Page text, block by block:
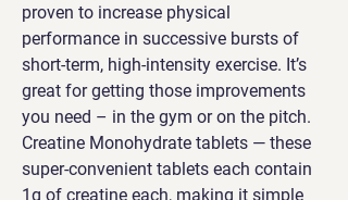
proven to increase physical
performance in successive bursts of
short-term, high-intensity exercise. It’s
great for getting those improvements
you need – in the gym or on the pitch.
Creatine Monohydrate tablets — these
super-convenient tablets each contain
1g of creatine each, making it simple